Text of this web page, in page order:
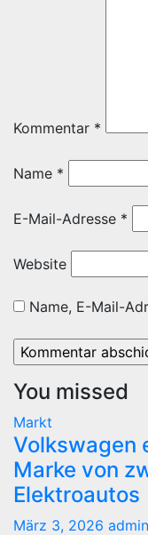
Kommentar *
Name *
E-Mail-Adresse *
Website
Name, E-Mail-
You missed
Markt
Volkswagen
Marke von
Elektroautos
März 3, 2026 admin